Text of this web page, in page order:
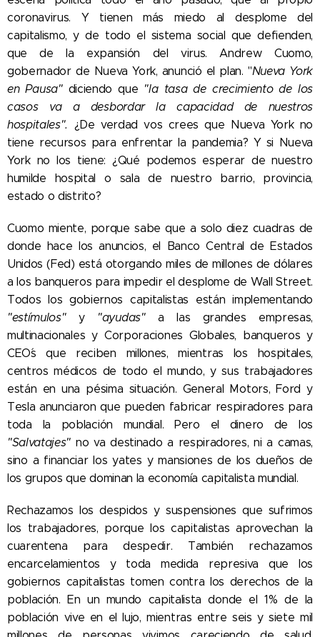
coronavirus. Y tienen más miedo al desplome del
capitalismo, y de todo el sistema social que defienden,
que de la expansión del virus. Andrew Cuomo,
gobernador de Nueva York, anunció el plan. "Nueva York
en Pausa"diciendo que "la tasa de crecimiento de los
casos va a desbordar la capacidad de nuestros
hospitales". ¿De verdad vos crees que Nueva York no
tiene recursos para enfrentar la pandemia? Y si Nueva
York no los tiene: ¿Qué podemos esperar de nuestro
humilde hospital o sala de nuestro barrio, provincia,
estado o distrito?
Cuomo miente, porque sabe que a solo diez cuadras de
donde hace los anuncios, el Banco Central de Estados
Unidos (Fed) está otorgando miles de millones de dólares
a los banqueros para impedir el desplome de Wall Street.
Todos los gobiernos capitalistas están implementando
"estímulos" y "ayudas"a las grandes empresas,
multinacionales y Corporaciones Globales, banqueros y
CEO´s que reciben millones, mientras los hospitales,
centros médicos de todo el mundo, y sus trabajadores
están en una pésima situación. General Motors, Ford y
Tesla anunciaron que pueden fabricar respiradores para
toda la población mundial. Pero el dinero de los
"Salvatajes" no va destinado a respiradores, ni a camas,
sino a financiar los yates y mansiones de los dueños de
los grupos que dominan la economía capitalista mundial.
Rechazamos los despidos y suspensiones que sufrimos
los trabajadores, porque los capitalistas aprovechan la
cuarentena para despedir. También rechazamos
encarcelamientos y toda medida represiva que los
gobiernos capitalistas tomen contra los derechos de la
población. En un mundo capitalista donde el 1% de la
población vive en el lujo, mientras entre seis y siete mil